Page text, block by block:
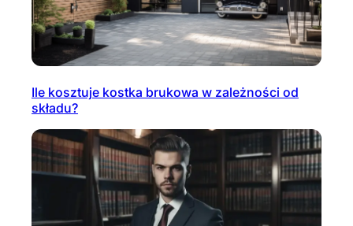
Ile kosztuje kostka brukowa w zależności od
składu?